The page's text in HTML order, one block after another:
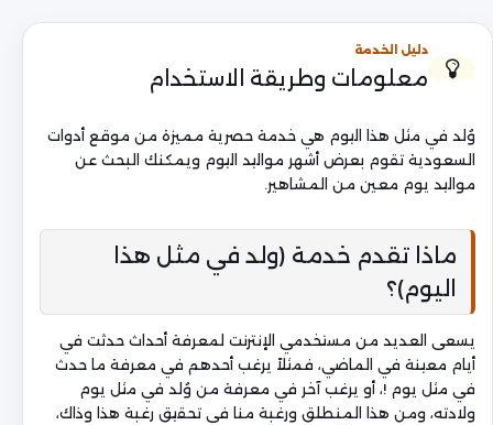
دليل الخدمة
معلومات وطريقة الاستخدام
وُلد في مثل هذا اليوم هي خدمة حصرية مميزة من موقع أدوات
السعودية تقوم بعرض أشهر مواليد اليوم ويمكنك البحث عن
مواليد يوم معين من المشاهير.
ماذا تقدم خدمة (ولد في مثل هذا
اليوم)؟
يسعى العديد من مستخدمي الإنترنت لمعرفة أحداث حدثت في
أيام معينة في الماضي، فمثلاً يرغب أحدهم في معرفة ما حدث
في مثل يوم !، أو يرغب آخر في معرفة من وُلد في مثل يوم
ولادته، ومن هذا المنطلق ورغبة منا في تحقيق رغبة هذا وذاك،